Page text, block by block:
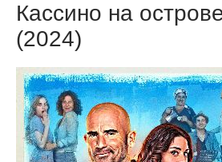
Кассино на
(2024)